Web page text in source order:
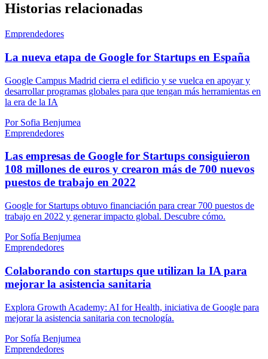
Historias relacionadas
Emprendedores
La nueva etapa de Google for Startups en España
Google Campus Madrid cierra el edificio y se vuelca en apoyar y
desarrollar programas globales para que tengan más herramientas en
la era de la IA
Por Sofia Benjumea
Emprendedores
Las empresas de Google for Startups consiguieron
108 millones de euros y crearon más de 700 nuevos
puestos de trabajo en 2022
Google for Startups obtuvo financiación para crear 700 puestos de
trabajo en 2022 y generar impacto global. Descubre cómo.
Por Sofía Benjumea
Emprendedores
Colaborando con startups que utilizan la IA para
mejorar la asistencia sanitaria
Explora Growth Academy: AI for Health, iniciativa de Google para
mejorar la asistencia sanitaria con tecnología.
Por Sofía Benjumea
Emprendedores